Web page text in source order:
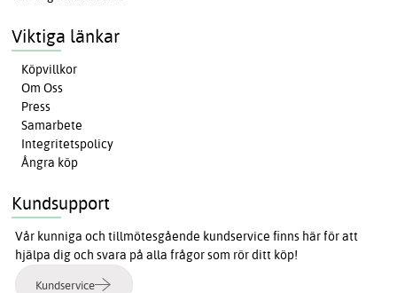
Viktiga länkar
Köpvillkor
Om Oss
Press
Samarbete
Integritetspolicy
Ångra köp
Kundsupport
Vår kunniga och tillmötesgående kundservice finns här för att
hjälpa dig och svara på alla frågor som rör ditt köp!
Kundservice